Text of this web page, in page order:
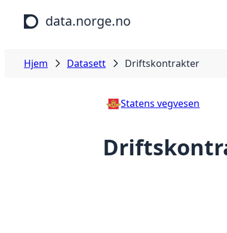
Hopp til hovedinnhold
data.norge.no
Hjem Datasett Driftskontrakter
Statens vegvesen